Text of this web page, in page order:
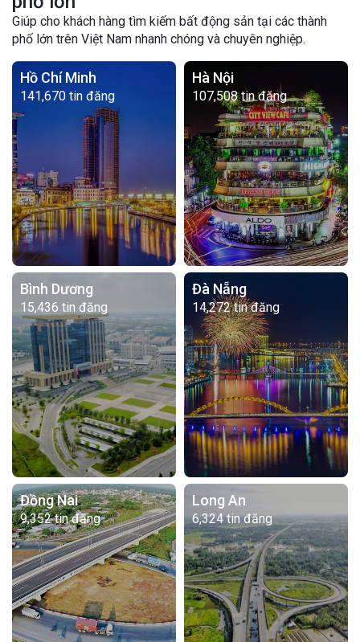
Giúp cho khách hàng tìm kiếm bất động sản tại các thành
phố lớn trên Việt Nam nhanh chóng và chuyên nghiệp.
Hồ Chí Minh
141,670 tin đăng
Hà Nội
107,508 tin đăng
Bình Dương
15,436 tin đăng
Đà Nẵng
14,272 tin đăng
Đồng Nai
9,352 tin đăng
Long An
6,324 tin đăng